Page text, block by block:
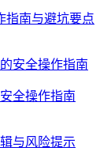
指南与避坑要点
全操作指南